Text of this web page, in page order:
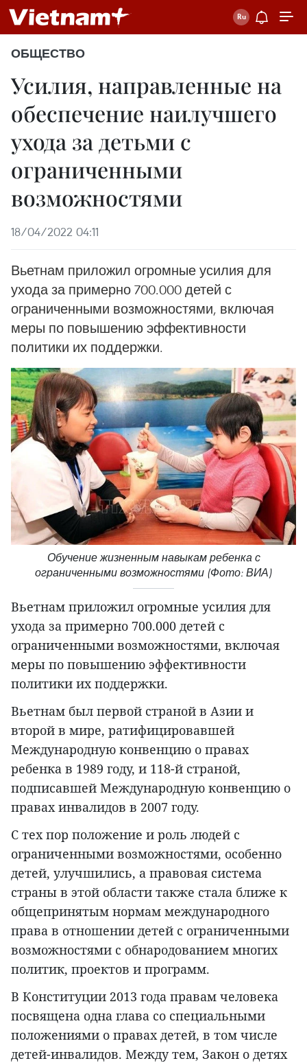
ОБЩЕСТВО
Усилия, направленные на
обеспечение наилучшего
ухода за детьми с
ограниченными
возможностями
18/04/2022 04:11
Вьетнам приложил огромные усилия для
ухода за примерно 700.000 детей с
ограниченными возможностями, включая
меры по повышению эффективности
политики их поддержки.
Обучение жизненным навыкам ребенка с
ограниченными возможностями (Фото: ВИА)
Вьетнам приложил огромные усилия для
ухода за примерно 700.000 детей с
ограниченными возможностями, включая
меры по повышению эффективности
политики их поддержки.
Вьетнам был первой страной в Азии и
второй в мире, ратифицировавшей
Международную конвенцию о правах
ребенка в 1989 году, и 118-й страной,
подписавшей Международную конвенцию о
правах инвалидов в 2007 году.
С тех пор положение и роль людей с
ограниченными возможностями, особенно
детей, улучшились, а правовая система
страны в этой области также стала ближе к
общепринятым нормам международного
права в отношении детей с ограниченными
возможностями с обнародованием многих
политик, проектов и программ.
В Конституции 2013 года правам человека
посвящена одна глава со специальными
положениями о правах детей, в том числе
детей-инвалидов. Между тем, Закон о детях